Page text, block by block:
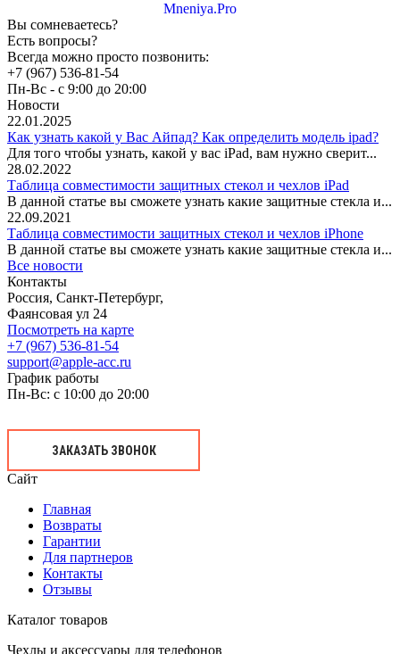
Mneniya.Pro
Вы сомневаетесь?
Есть вопросы?
Всегда можно просто позвонить:
+7 (967) 536-81-54
Пн-Вс - с 9:00 до 20:00
Новости
22.01.2025
Как узнать какой у Вас Айпад? Как определить модель ipad?
Для того чтобы узнать, какой у вас iPad, вам нужно сверит...
28.02.2022
Таблица совместимости защитных стекол и чехлов iPad
В данной статье вы сможете узнать какие защитные стекла и...
22.09.2021
Таблица совместимости защитных стекол и чехлов iPhone
В данной статье вы сможете узнать какие защитные стекла и...
Все новости
Контакты
Россия, Санкт-Петербург,
Фаянсовая ул 24
Посмотреть на карте
+7 (967) 536-81-54
support@apple-acc.ru
График работы
Пн-Вс: с 10:00 до 20:00
ЗАКАЗАТЬ ЗВОНОК
Сайт
Главная
Возвраты
Гарантии
Для партнеров
Контакты
Отзывы
Каталог товаров
Чехлы и аксессуары для телефонов